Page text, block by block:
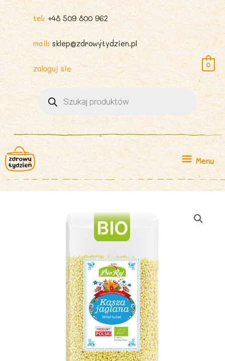
tel: +48 509 800 962
mail: sklep@zdrowytydzien.pl
zaloguj się
produktów
0
Menu
Menu